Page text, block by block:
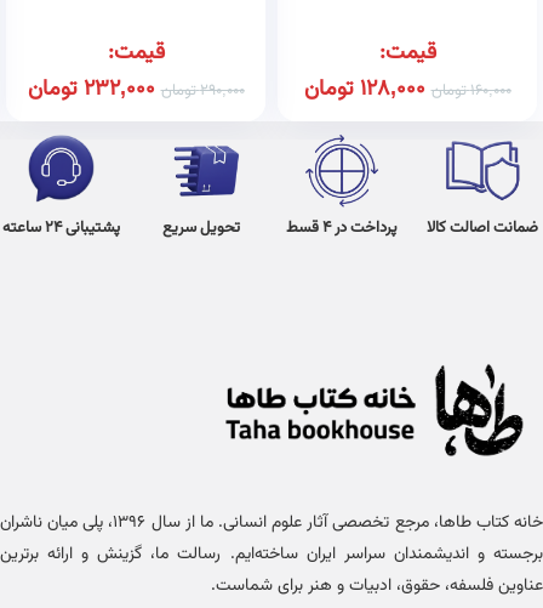
قیمت:
160,000تومان 128,000تومان
قیمت:
290,000تومان 232,000تومان
ضمانت اصالت کالا پرداخت در 4 قسط تحویل سریع پشتیبانی 24 ساعته
خانه کتاب طاها، مرجع تخصصی آثار علوم انسانی. ما از سال ۱۳۹۶، پلی میان ناشران
برجسته و اندیشمندان سراسر ایران ساخته‌ایم. رسالت ما، گزینش و ارائه برترین
عناوین فلسفه، حقوق، ادبیات و هنر برای شماست.